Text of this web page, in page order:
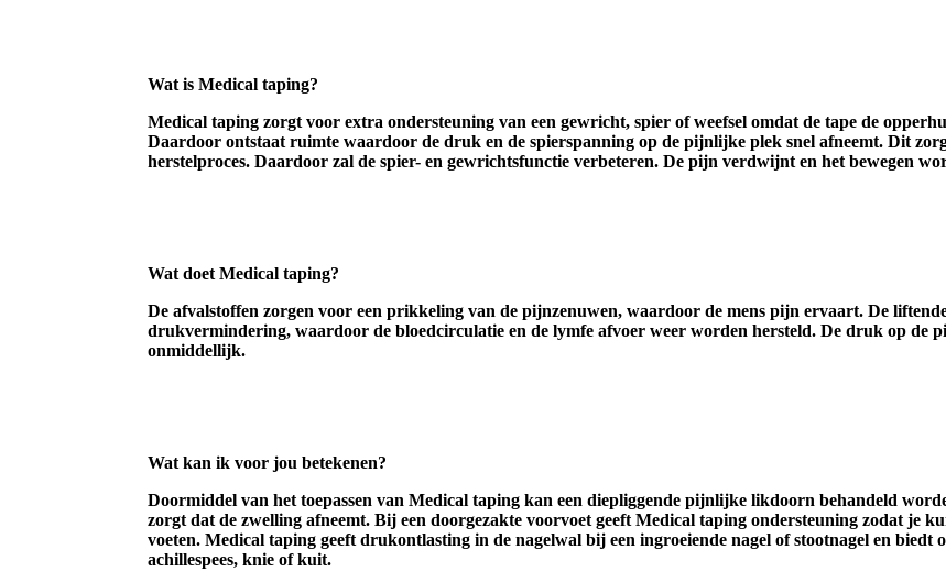
Wat is Medical taping?
Medical taping zorgt voor extra ondersteuning van een gewricht, spier of weefsel omdat de tape de
Daardoor ontstaat ruimte waardoor de druk en de spierspanning op de pijnlijke plek snel afneemt. Dit
herstelproces. Daardoor zal de spier- en gewrichtsfunctie verbeteren. De pijn verdwijnt en het bewegen
Wat doet Medical taping?
De afvalstoffen zorgen voor een prikkeling van de pijnzenuwen, waardoor de mens pijn ervaart. De
drukvermindering, waardoor de bloedcirculatie en de lymfe afvoer weer worden hersteld. De druk op de
onmiddellijk.
Wat kan ik voor jou betekenen?
Doormiddel van het toepassen van Medical taping kan een diepliggende pijnlijke likdoorn behandeld
zorgt dat de zwelling afneemt. Bij een doorgezakte voorvoet geeft Medical taping ondersteuning zodat je
voeten. Medical taping geeft drukontlasting in de nagelwal bij een ingroeiende nagel of stootnagel en
achillespees, knie of kuit.